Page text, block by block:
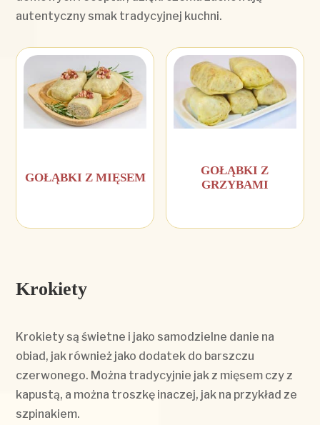
autentyczny smak tradycyjnej kuchni.
GOŁĄBKI Z MIĘSEM
GOŁĄBKI Z
GRZYBAMI
Krokiety
Krokiety są świetne i jako samodzielne danie na
obiad, jak również jako dodatek do barszczu
czerwonego. Można tradycyjnie jak z mięsem czy z
kapustą, a można troszkę inaczej, jak na przykład ze
szpinakiem.